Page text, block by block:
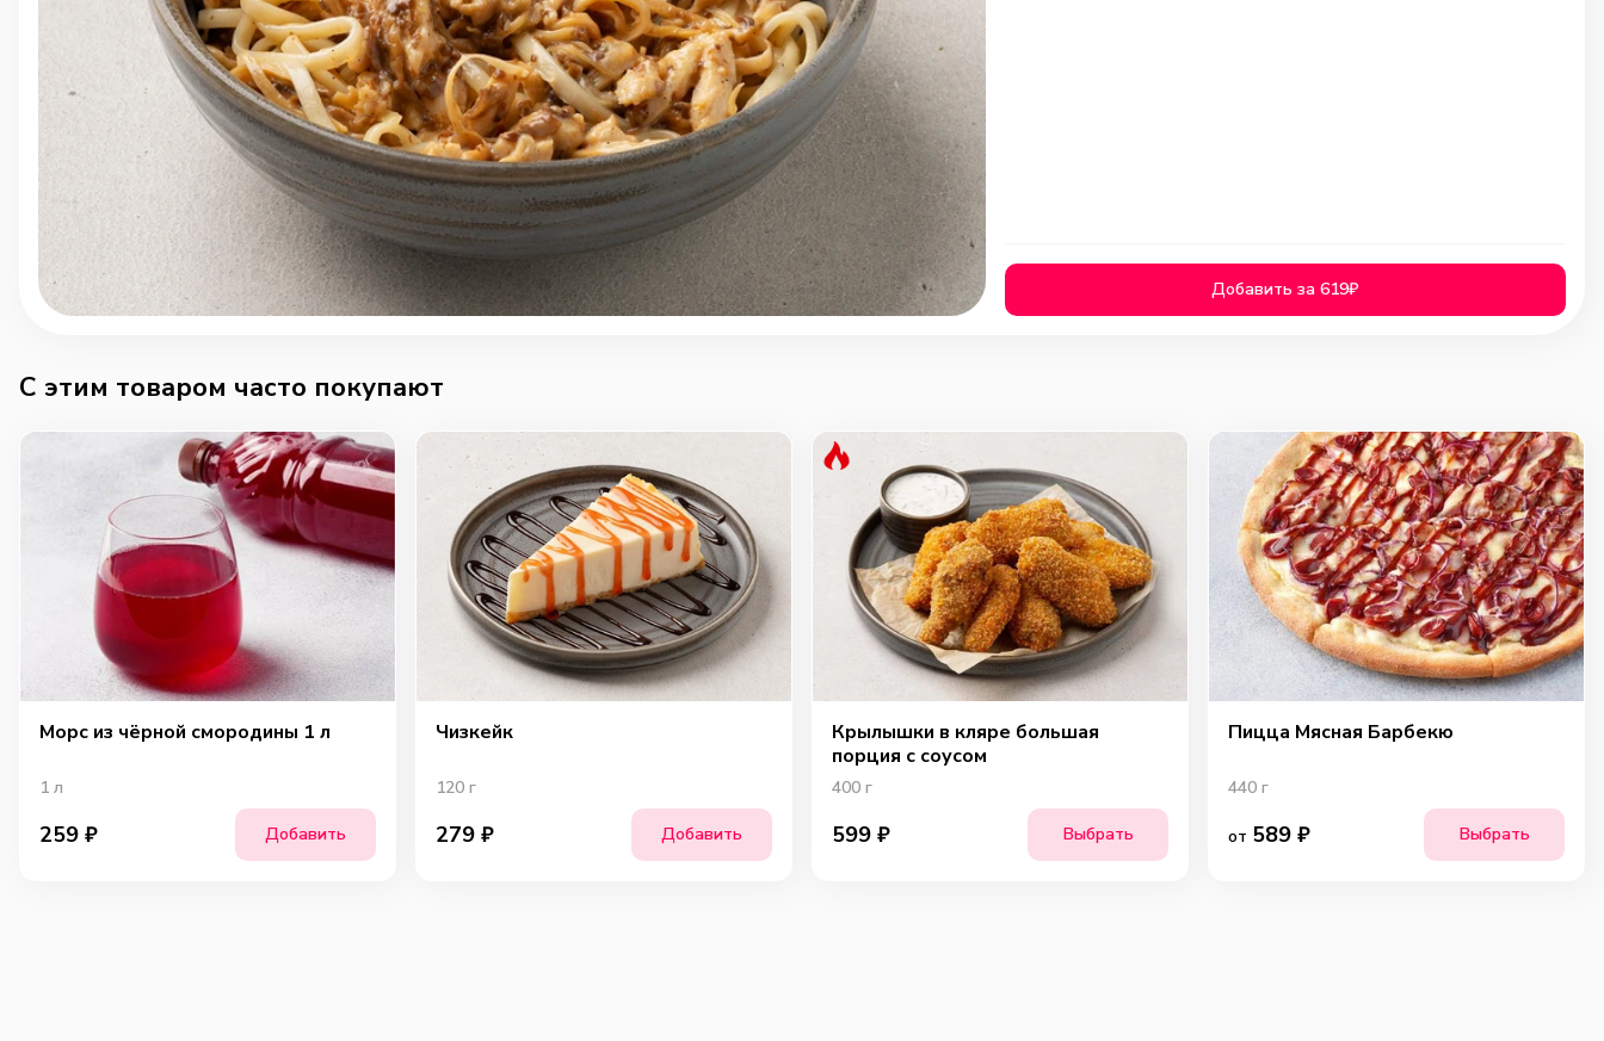
Добавить за 619₽
C этим товаром часто покупают
Морс из чёрной смородины 1 л
1 л
259 ₽ Добавить
Чизкейк
120 г
279 ₽ Добавить
Крылышки в кляре большая
порция с соусом
400 г
599 ₽ Выбрать
Пицца Мясная Барбекю
440 г
от 589 ₽ Выбрать